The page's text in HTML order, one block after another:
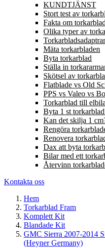
KUNDTJÄNST
Stort test av
Fakta om torkarblad
Olika typer av
Torkarbladsadaptrar
Mäta torkarbladen
Byta torkarblad
Ställa in
Skötsel av
Flatblade vs Old
PPS vs Valeo vs
Torkarblad till
Byta 1 st
Kan det skilja 1
Rengöra
Renovera
Dax att byta
Bilar med ett
Återvinn
Kontakta oss
Hem
Torkarblad Fram
Komplett Kit
Blandade Kit
GMC Sierra 2007-2014
(Heyner Germany)